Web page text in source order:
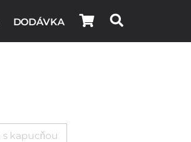
DODÁVKA
kapucňou